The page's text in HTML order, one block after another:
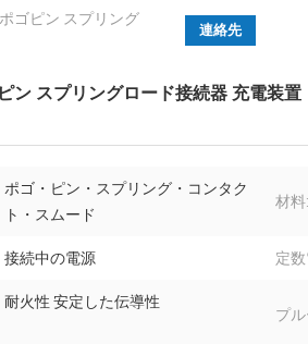
ゴピン スプリング
連絡先
ン スプリングロード接続器 充電装置
ポゴ・ピン・スプリング・コンタク
ト・スムード
材料:
接続中の電源 定
耐火性 安定した伝導性
プ